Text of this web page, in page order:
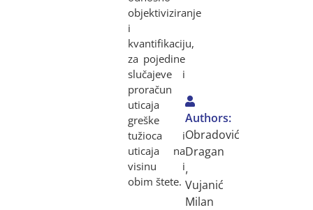
objektiviziranje
i
kvantifikaciju,
za pojedine
slučajeve i
proračun
uticaja
greške
tužioca i
uticaja na
visinu i
obim štete.
Authors:
Obradović
Dragan
,
Vujanić
Milan